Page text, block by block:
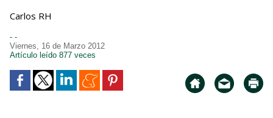
Carlos RH
- -
Viernes, 16 de Marzo 2012
Artículo leído 877 veces